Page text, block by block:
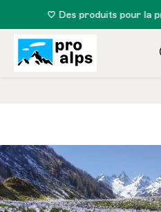
principal
♡ Des produits pour la